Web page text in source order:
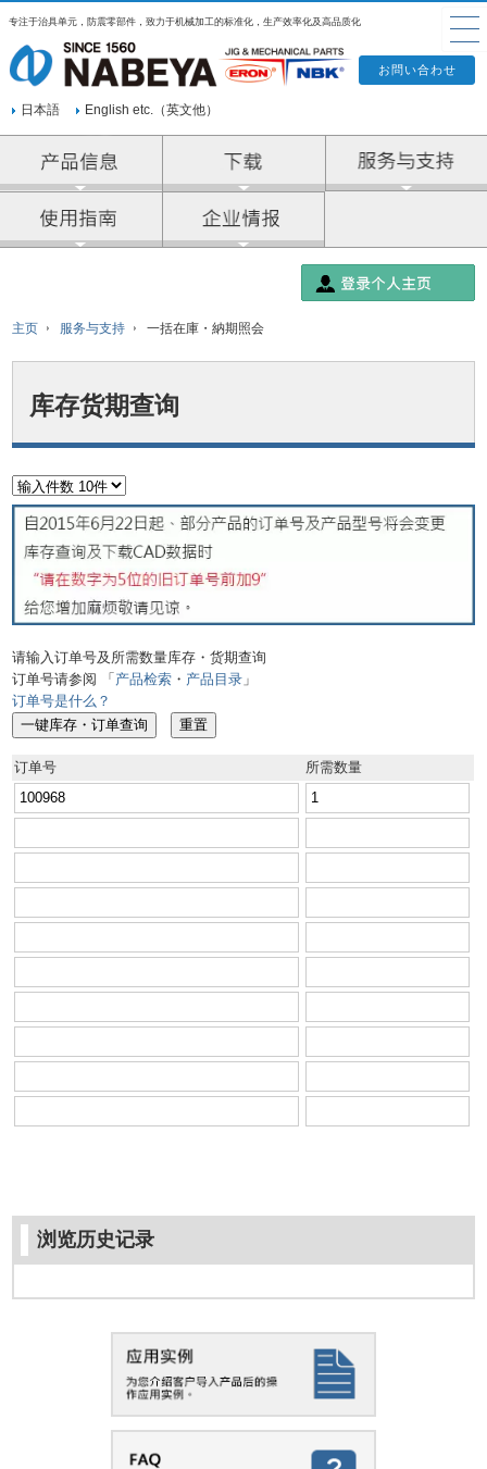
专注于治具单元，防震零部件，致力于机械加工的标准化，生产效率化及高品质化
日本語 English etc.（英文他）
主页 服务与支持 一括在庫・納期照会
库存货期查询
请输入订单号及所需数量库存・货期查询
订单号请参阅 「 产品检索 ・ 产品目录 」
订单号是什么？
订单号 所需数量
浏览历史记录